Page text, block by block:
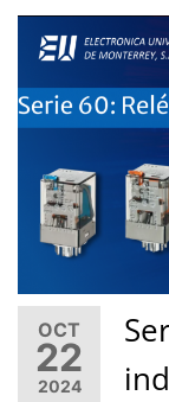
OCT
22
2024